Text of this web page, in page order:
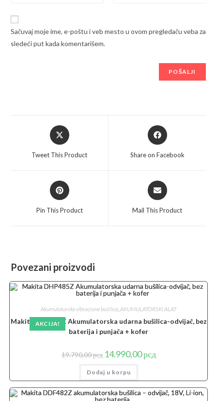
Sačuvaj moje ime, e-poštu i veb mesto u ovom pregledaču veba za
sledeći put kada komentarišem.
Opens
in
Tweet This Product
Opens
in
Share on Facebook
Opens
in
Pin This Product
Opens
in
Mail This Product
Povezani proizvodi
AKCIJA!
Akumulatorske vibracione bušilice,AKUMULATORSKI ALAT
Makita DHP485Z Akumulatorska udarna bušilica-odvijač, bez
baterija i punjača + kofer
19.790,00рсд Originalna
cena
je
bila:
19.790,00 рсд.
14.990,00рсдTrenutna
cena
Dodaj u korpu